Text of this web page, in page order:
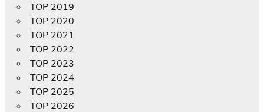
TOP 2019
TOP 2020
TOP 2021
TOP 2022
TOP 2023
TOP 2024
TOP 2025
TOP 2026